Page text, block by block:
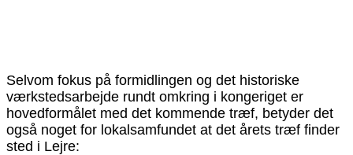
Selvom fokus på formidlingen og det historiske
værkstedsarbejde rundt omkring i kongeriget er
hovedformålet med det kommende træf, betyder det
også noget for lokalsamfundet at det årets træf finder
sted i Lejre: